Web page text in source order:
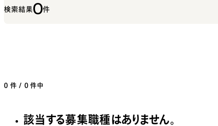
検索結果0件
0 件 / 0 件中
該当する募集職種はありません。